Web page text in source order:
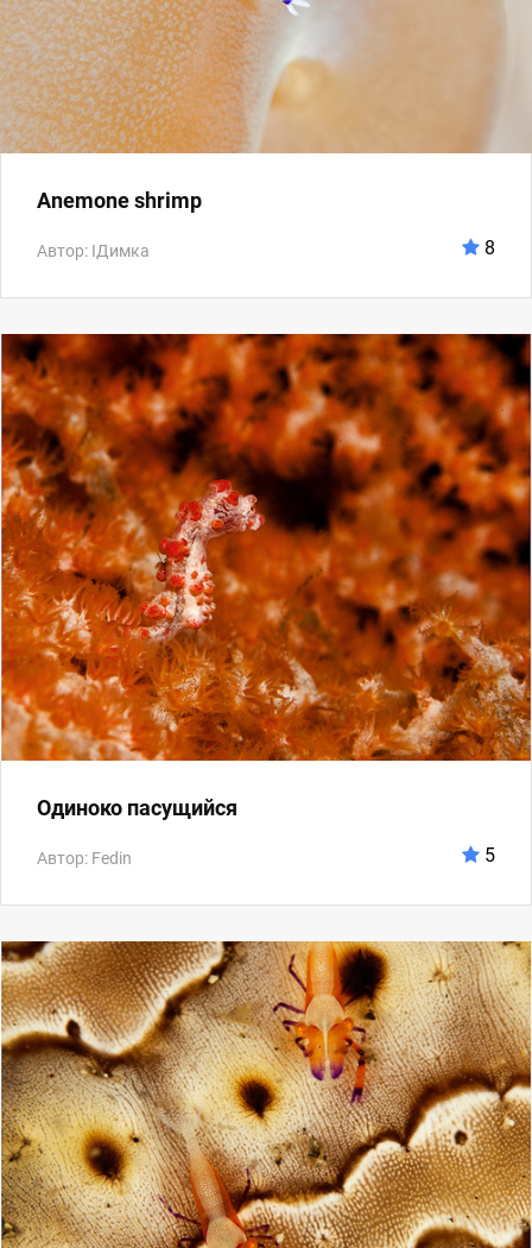
Anemone shrimp
Автор: IДимка 8
Одиноко пасущийся
Автор: Fedin 5